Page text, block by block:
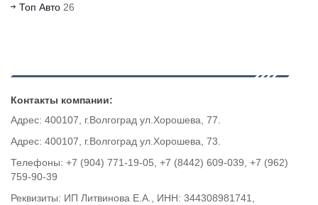
Топ Авто 26
Контакты компании:
Адрес: 400107, г.Волгоград ул.Хорошева, 77.
Адрес: 400107, г.Волгоград ул.Хорошева, 73.
Телефоны: +7 (904) 771-19-05, +7 (8442) 609-039, +7 (962)
759-90-39
Реквизиты: ИП Литвинова Е.А., ИНН: 344308981741,